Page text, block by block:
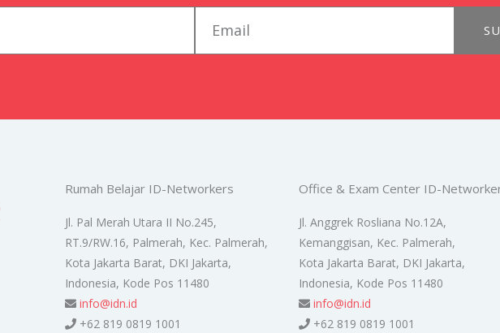
Rumah Belajar ID-Networkers
Jl. Pal Merah Utara II No.245,
RT.9/RW.16, Palmerah, Kec. Palmerah,
Kota Jakarta Barat, DKI Jakarta,
Indonesia, Kode Pos 11480
info@idn.id
+62 819 0819 1001
Office & Exam Center ID-
Jl. Anggrek Rosliana No.12A,
Kemanggisan, Kec. Palmerah,
Kota Jakarta Barat, DKI Jakarta,
Indonesia, Kode Pos 11480
info@idn.id
+62 819 0819 1001